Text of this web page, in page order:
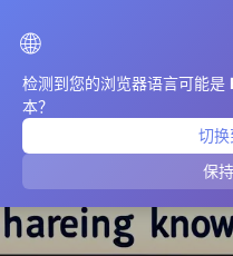
🌐
检测到您的浏览器语言可能是
本？
切
保